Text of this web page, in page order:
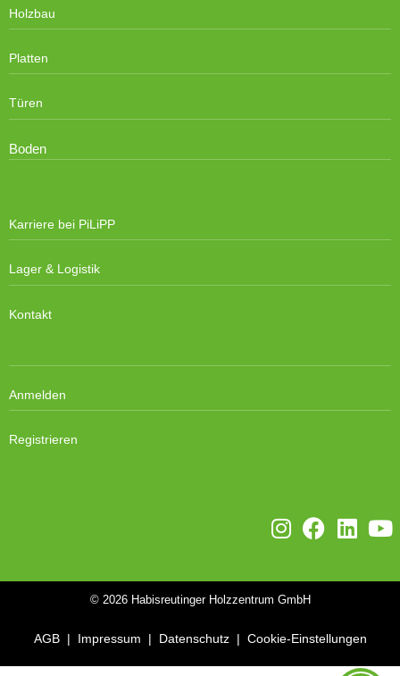
Holzbau
Platten
Türen
Boden
Karriere bei PiLiPP
Lager & Logistik
Kontakt
Anmelden
Registrieren
© 2026 Habisreutinger Holzzentrum GmbH
AGB| Impressum | Datenschutz| Cookie-Einstellungen